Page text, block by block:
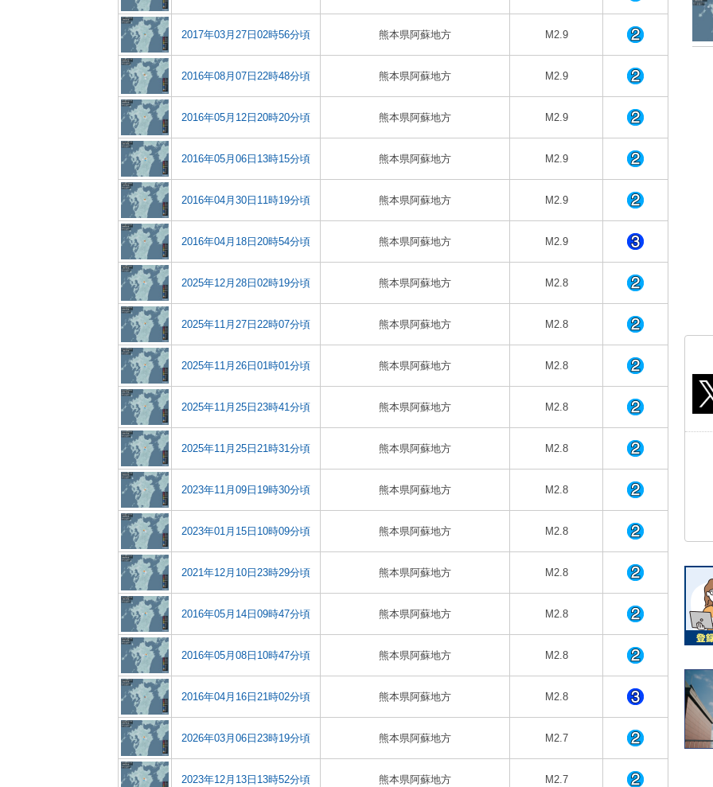
2017年03月27日02時56分頃 熊本県阿蘇地方 M2.9
2016年08月07日22時48分頃 熊本県阿蘇地方 M2.9
2016年05月12日20時20分頃 熊本県阿蘇地方 M2.9
2016年05月06日13時15分頃 熊本県阿蘇地方 M2.9
2016年04月30日11時19分頃 熊本県阿蘇地方 M2.9
2016年04月18日20時54分頃 熊本県阿蘇地方 M2.9
2025年12月28日02時19分頃 熊本県阿蘇地方 M2.8
2025年11月27日22時07分頃 熊本県阿蘇地方 M2.8
2025年11月26日01時01分頃 熊本県阿蘇地方 M2.8
2025年11月25日23時41分頃 熊本県阿蘇地方 M2.8
2025年11月25日21時31分頃 熊本県阿蘇地方 M2.8
2023年11月09日19時30分頃 熊本県阿蘇地方 M2.8
2023年01月15日10時09分頃 熊本県阿蘇地方 M2.8
2021年12月10日23時29分頃 熊本県阿蘇地方 M2.8
2016年05月14日09時47分頃 熊本県阿蘇地方 M2.8
2016年05月08日10時47分頃 熊本県阿蘇地方 M2.8
2016年04月16日21時02分頃 熊本県阿蘇地方 M2.8
2026年03月06日23時19分頃 熊本県阿蘇地方 M2.7
2023年12月13日13時52分頃 熊本県阿蘇地方 M2.7